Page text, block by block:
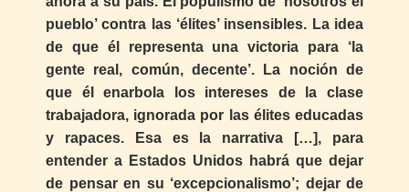
pueblo’ contra las ‘élites’ insensibles. La idea
de que él representa una victoria para ‘la
gente real, común, decente’. La noción de
que él enarbola los intereses de la clase
trabajadora, ignorada por las élites educadas
y rapaces. Esa es la narrativa […], para
entender a Estados Unidos habrá que dejar
de pensar en su ‘excepcionalismo’; dejar de